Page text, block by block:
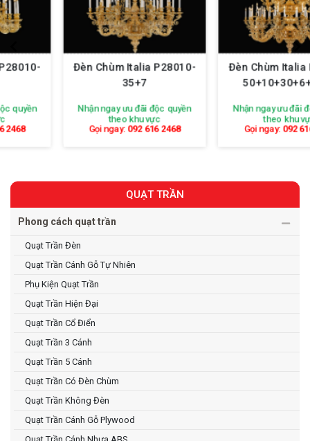
Đèn Chùm Italia P28010-
Nhận ngay ưu đãi độc quyền
092 616 2468
Đèn Chùm Italia P28010-
50+10+30+6+12+6
Nhận ngay ưu đãi độc quyền
092 616 2468
QUẠT TRẦN
Phong cách quạt trần
Quạt Trần Đèn
Quạt Trần Cánh Gỗ Tự Nhiên
Phụ Kiện Quạt Trần
Quạt Trần Hiện Đại
Quạt Trần Cổ Điển
Quạt Trần 3 Cánh
Quạt Trần 5 Cánh
Quạt Trần Có Đèn Chùm
Quạt Trần Không Đèn
Quạt Trần Cánh Gỗ Plywood